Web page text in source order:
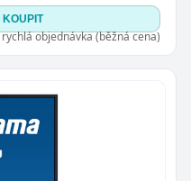
KOUPIT
rychlá objednávka (běžná cena)